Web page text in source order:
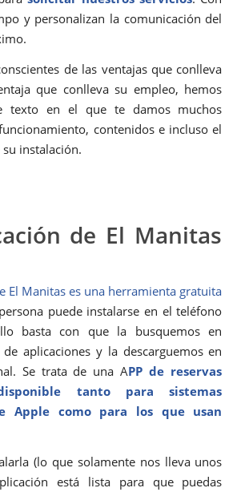
y personalizan la comunicación del
de las ventajas que conlleva
que conlleva su empleo, hemos
texto en el que te damos muchos
contenidos e incluso el
instalación.
de El Manitas
El Manitas es una herramienta gratuita
puede instalarse en el teléfono
basta con que la busquemos en
aplicaciones y la descarguemos en
Se trata de una APP de reservas
tanto para sistemas
Apple como para los que usan
(lo que solamente nos lleva unos
está lista para que puedas